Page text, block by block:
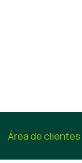
Área de clientes